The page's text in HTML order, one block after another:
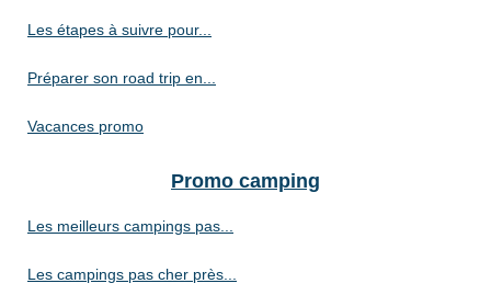
Les étapes à suivre pour...
Préparer son road trip en...
Vacances promo
Promo camping
Les meilleurs campings pas...
Les campings pas cher près...